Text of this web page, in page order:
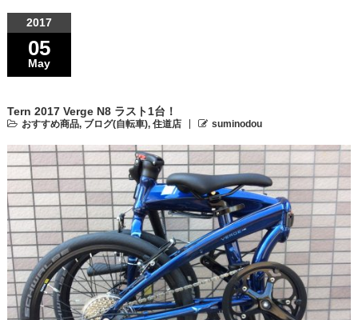
2017
05
May
Tern 2017 Verge N8 ラスト1台！
おすすめ商品, ブログ(自転車), 住道店 suminodou